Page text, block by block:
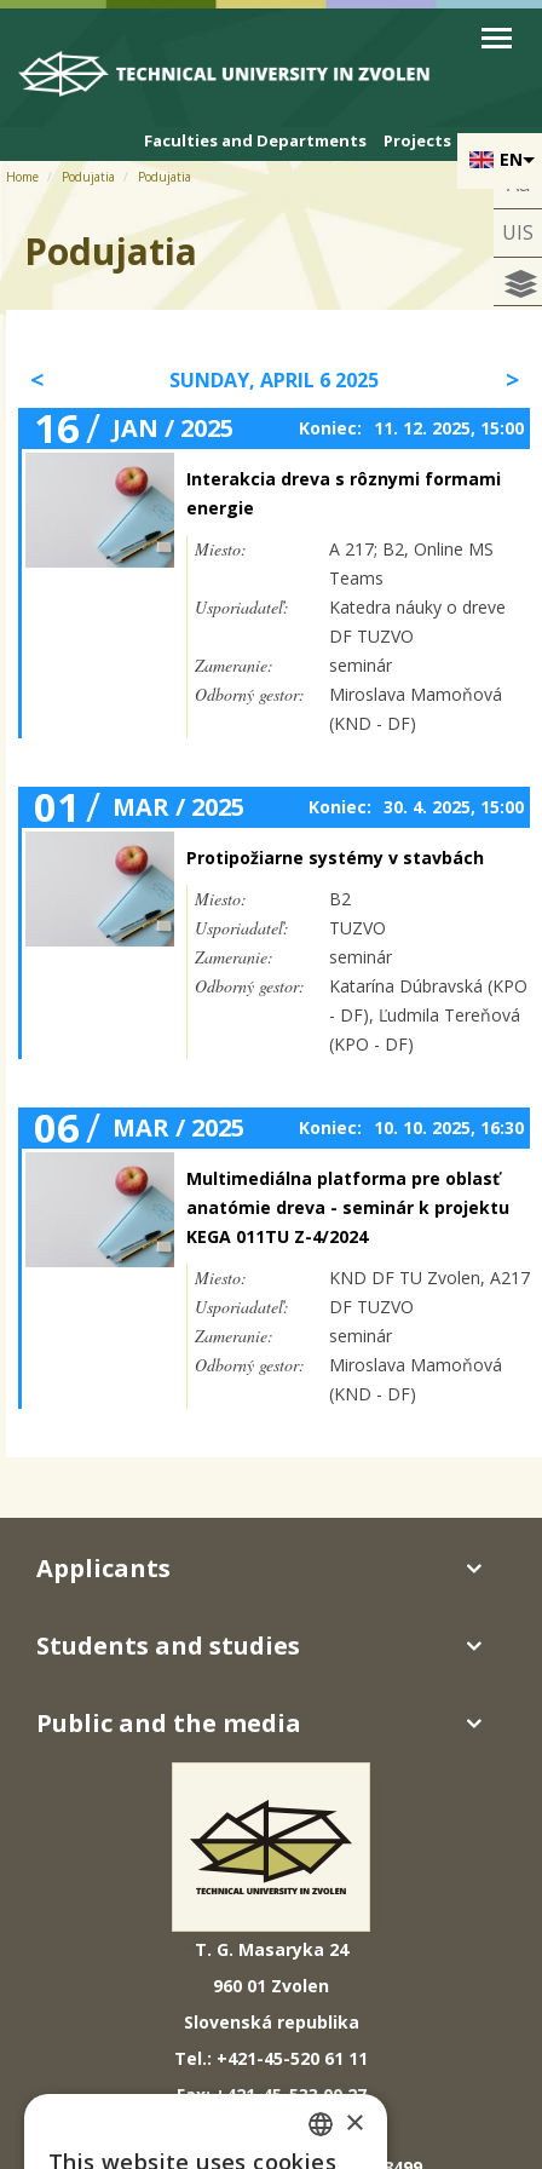
Skip to cookies
Skip to navigation
Skip to main content
EN
Faculties and Departments Projects
Aa
UIS
Home Podujatia Podujatia
Podujatia
SUNDAY, APRIL 6 2025
16/ JAN / 2025 Koniec: 11. 12. 2025, 15:00
Interakcia dreva s rôznymi formami
energie
Miesto:
A 217; B2, Online MS
Teams
Usporiadateľ:
Katedra náuky o dreve
DF TUZVO
Zameranie:
seminár
Odborný gestor:
Miroslava Mamoňová
(KND - DF)
01 / MAR / 2025 Koniec: 30. 4. 2025, 15:00
Protipožiarne systémy v stavbách
Miesto:
B2
Usporiadateľ:
TUZVO
Zameranie:
seminár
Odborný gestor:
Katarína Dúbravská (KPO
- DF), Ľudmila Tereňová
(KPO - DF)
06/ MAR / 2025 Koniec: 10. 10. 2025, 16:30
Multimediálna platforma pre oblasť
anatómie dreva - seminár k projektu
KEGA 011TU Z-4/2024
Miesto:
KND DF TU Zvolen, A217
Usporiadateľ:
DF TUZVO
Zameranie:
seminár
Odborný gestor:
Miroslava Mamoňová
(KND - DF)
T. G. Masaryka 24
960 01 Zvolen
Slovenská republika
Tel.: +421-45-520 61 11
Fax: +421-45-533 00 27
E-mail: info@tuzvo.sk
Applicants
Students and studies
Public and the media
×
This website uses cookies